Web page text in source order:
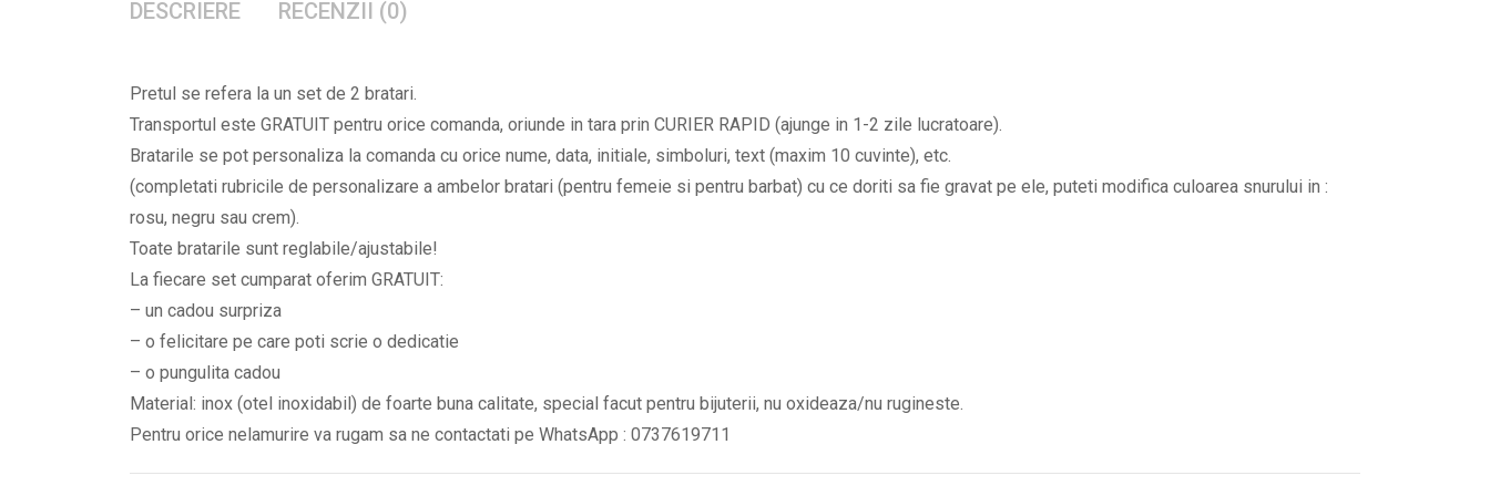
quantity
DESCRIERE RECENZII (0)
Pretul se refera la un set de 2 bratari.
Transportul este GRATUIT pentru orice comanda, oriunde in tara prin CURIER RAPID (ajunge in 1-2 zile lucratoare).
Bratarile se pot personaliza la comanda cu orice nume, data, initiale, simboluri, text (maxim 10 cuvinte), etc.
(completati rubricile de personalizare a ambelor bratari (pentru femeie si pentru barbat) cu ce doriti sa fie gravat pe ele, puteti modifica culoarea snurului in :
rosu, negru sau crem).
Toate bratarile sunt reglabile/ajustabile!
La fiecare set cumparat oferim GRATUIT:
– un cadou surpriza
– o felicitare pe care poti scrie o dedicatie
– o pungulita cadou
Material: inox (otel inoxidabil) de foarte buna calitate, special facut pentru bijuterii, nu oxideaza/nu rugineste.
Pentru orice nelamurire va rugam sa ne contactati pe WhatsApp : 0737619711